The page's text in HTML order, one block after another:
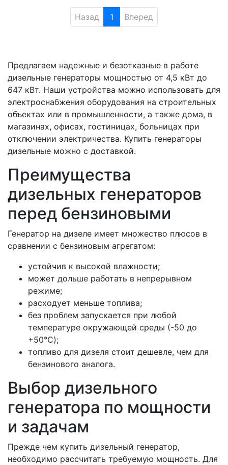
Назад 1 Вперед
Предлагаем надежные и безотказные в работе
дизельные генераторы мощностью от 4,5 кВт до
647 кВт. Наши устройства можно использовать для
электроснабжения оборудования на строительных
объектах или в промышленности, а также дома, в
магазинах, офисах, гостиницах, больницах при
отключении электричества. Купить генераторы
дизельные можно с доставкой.
Преимущества
дизельных генераторов
перед бензиновыми
Генератор на дизеле имеет множество плюсов в
сравнении с бензиновым агрегатом:
устойчив к высокой влажности;
может дольше работать в непрерывном
режиме;
расходует меньше топлива;
без проблем запускается при любой
температуре окружающей среды (-50 до
+50°C);
топливо для дизеля стоит дешевле, чем для
бензинового аналога.
Выбор дизельного
генератора по мощности
и задачам
Прежде чем купить дизельный генератор,
необходимо рассчитать требуемую мощность. Для